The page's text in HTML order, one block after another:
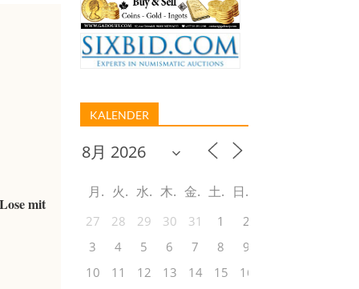
mit
KALENDER
月 火 水 木 金 土 日
27 28 29 30 31 1
2
3
4 5 6 7 8
9
10
11 12 13 14 15
16